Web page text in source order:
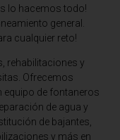
lo hacemos todo!
general.
cualquier reto!
rehabilitaciones y
Ofrecemos
equipo de fontaneros
de agua y
de bajantes,
y más en